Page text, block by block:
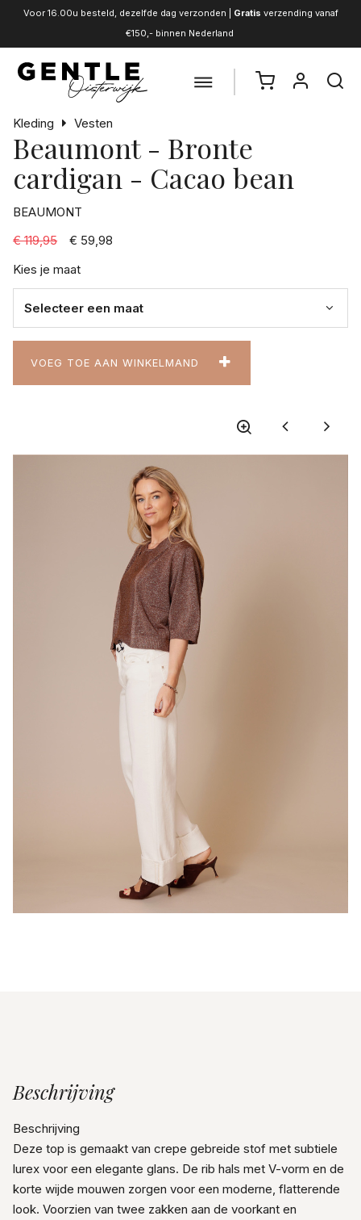
Voor 16.00u besteld, dezelfde dag verzonden | Gratis verzending vanaf
€150,- binnen Nederland
Kleding Vesten
Beaumont - Bronte
cardigan - Cacao bean
BEAUMONT
€ 119,95
€ 59,98
Kies je maat
VOEG TOE AAN WINKELMAND
Beschrijving
Beschrijving
Deze top is gemaakt van crepe gebreide stof met subtiele
lurex voor een elegante glans. De rib hals met V-vorm en de
korte wijde mouwen zorgen voor een moderne, flatterende
look. Voorzien van twee zakken aan de voorkant en